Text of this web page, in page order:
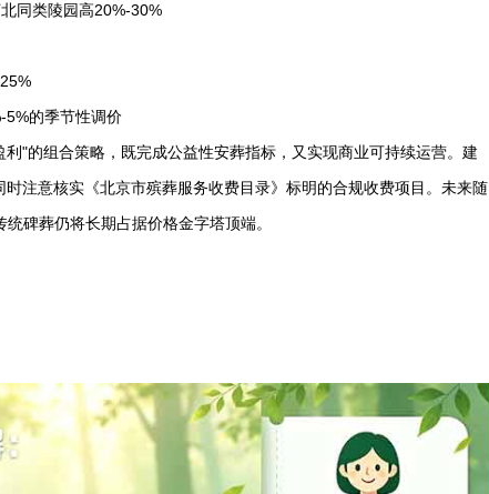
同类陵园高20%-30%
5%的季节性调价
"的组合策略，既完成公益性安葬指标，又实现商业可持续运营。建
注意核实《北京市殡葬服务收费目录》标明的合规收费项目。未来随
碑葬仍将长期占据价格金字塔顶端。